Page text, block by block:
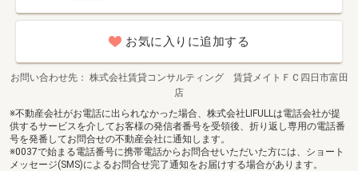
お気に入りに追加する
お問い合わせ先
株式会社賃貸コンサルティング 賃貸メイトＦＣ四日市富田
店
※不動産会社がお電話に出られなかった場合、株式会社LIFULLは電話会社が提
供するサービスを介してお客様の発信者番号を受領後、折り返し専用の電話番
号を発番してお問合せの不動産会社に通知します。
※0037で始まる電話番号に携帯電話からお問合せいただいた方には、ショート
メッセージ(SMS)によるお問合せ完了通知をお届けする場合があります。